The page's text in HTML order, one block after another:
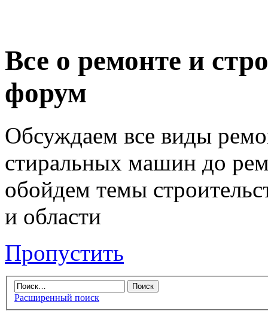
Все о ремонте и
форум
Обсуждаем все виды
стиральных машин до
обойдем темы
и области
Пропустить
Расширенный поиск